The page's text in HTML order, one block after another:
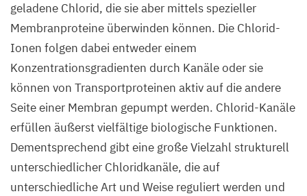
geladene Chlorid, die sie aber mittels spezieller
Membranproteine überwinden können. Die Chlorid-
Ionen folgen dabei entweder einem
Konzentrationsgradienten durch Kanäle oder sie
können von Transportproteinen aktiv auf die andere
Seite einer Membran gepumpt werden. Chlorid-Kanäle
erfüllen äußerst vielfältige biologische Funktionen.
Dementsprechend gibt eine große Vielzahl strukturell
unterschiedlicher Chloridkanäle, die auf
unterschiedliche Art und Weise reguliert werden und